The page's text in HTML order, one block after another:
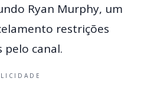
Ryan Murphy, um
restrições
pelo canal.